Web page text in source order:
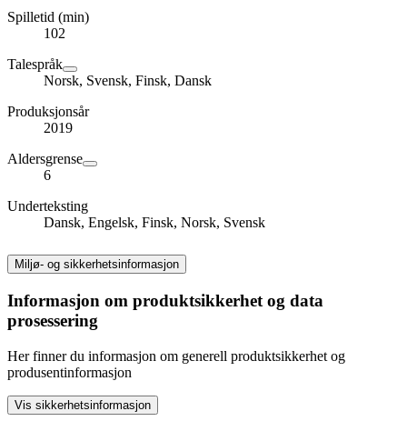
Spilletid (min)
102
Talespråk
Norsk, Svensk, Finsk, Dansk
Produksjonsår
2019
Aldersgrense
6
Underteksting
Dansk, Engelsk, Finsk, Norsk, Svensk
Miljø- og sikkerhetsinformasjon
Informasjon om produktsikkerhet og data
prosessering
Her finner du informasjon om generell produktsikkerhet og
produsentinformasjon
Vis sikkerhetsinformasjon